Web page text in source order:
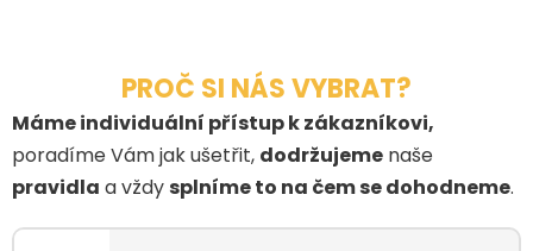
PROČ SI NÁS VYBRAT?
Máme individuální přístup k zákazníkovi,
poradíme Vám jak ušetřit, dodržujeme naše
pravidla a vždy splníme to na čem se dohodneme.